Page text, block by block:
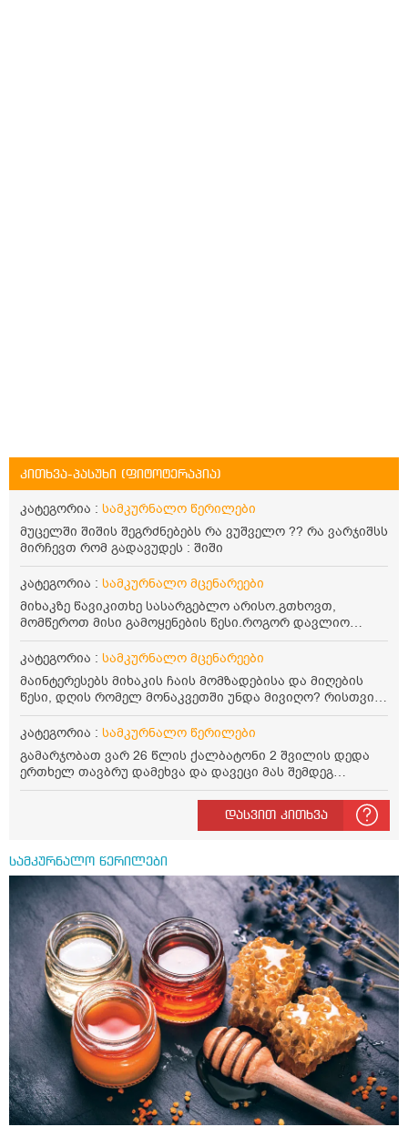
კითხვა-პასუხი (ფიტოტერაპია)
კატეგორია : სამკურნალო წერილები
მუცელში შიშის შეგრძნებებს რა ვუშველო ?? რა ვარჯიშსს
მირჩევთ რომ გადავუდეს : შიში
კატეგორია : სამკურნალო მცენარეები
მიხაკზე წავიკითხე სასარგებლო არისო.გთხოვთ,
მომწეროთ მისი გამოყენების წესი.როგორ დავლიო
მიხაკის ჩაი. ასევე მაინტერესებს ლეიკოციტები მაქვს
ოდნავ დაბალი და წავიკითხე ლეიკოციტების დონეს
მაღლა წევსო და ასეა?
კატეგორია : სამკურნალო მცენარეები
მაინტერესებს მიხაკის ჩაის მომზადებისა და მიღების
წესი, დღის რომელ მონაკვეთში უნდა მივიღო? რისთვის
არის სასარგებლო და უკუჩვენება თუ აქვს
კატეგორია : სამკურნალო წერილები
გამარჯობათ ვარ 26 წლის ქალბატონი 2 შვილის დედა
ერთხელ თავბრუ დამეხვა და დავეცი მას შემდეგ
დამეწყო შიშები ვეღარ გავდიოდი გარეთ რადგან ისევ
ასე ცუდად არ გავხდარიყავი ყურის ანთება მქონდა
მაშინ როგორც გაირკვა მას შემსეგ გავიდა 1 წელზე
სახლში კარგად ვარ როცა ახსენებენ გარეთ წაავალა
სმაგაზეხ კი ცუდად ვხდებოდი ეხლა როგორმე გავდივარ
ბაღში ჯოხში ზოგჯერ მაქვს შეგრძნება მიწა მეცლება
ფეხებიდან და ჯოხზე უნდა დავეყრდნო აუცილებლად
არვიხი როგორ მოვიქცე რა გავაკეთო ასევე დამეწყო
შიშები უაზროდ შფოთვა რომ ვეღარ გავალ გაერთ
საერთო ან რაომე მსგავსი როგორ მოვიქხე გავხდი
ძალაინ მგრძნობიარე ყველაფერზე მეტირება ( ვინმერ
რომ ჩხუბობს ცუდად ვხდები შიშები მეწყება ეგრევე (
ასევე მაქვს დანგრეული ოჯახი 7 თვეა 5წლიანი
ქორწინება დასრულებული იყო ღალატი პატიებები
მანიპულაციები რომ თავს მოიკლავდა თუ წამოვიდოდი
მისგან ეს ტოქსიკური ურთიერთობა დავასრულე ეხლა
ისებ ასე ვარ თავბრუხვევებით და როგორ მოვიქცეე
არვიცი ბოდიში ცოყა არულად მიწერია
დასვით კითხვა
სამკურნალო წერილები